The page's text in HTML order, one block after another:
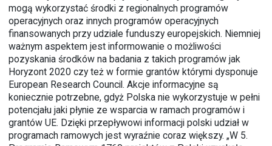
mogą wykorzystać środki z regionalnych programów
operacyjnych oraz innych programów operacyjnych
finansowanych przy udziale funduszy europejskich. Niemniej
ważnym aspektem jest informowanie o możliwości
pozyskania środków na badania z takich programów jak
Horyzont 2020 czy też w formie grantów którymi dysponuje
European Research Council. Akcje informacyjne są
koniecznie potrzebne, gdyż Polska nie wykorzystuje w pełni
potencjału jaki płynie ze wsparcia w ramach programów i
grantów UE. Dzięki przepływowi informacji polski udział w
programach ramowych jest wyraźnie coraz większy. „W 5.